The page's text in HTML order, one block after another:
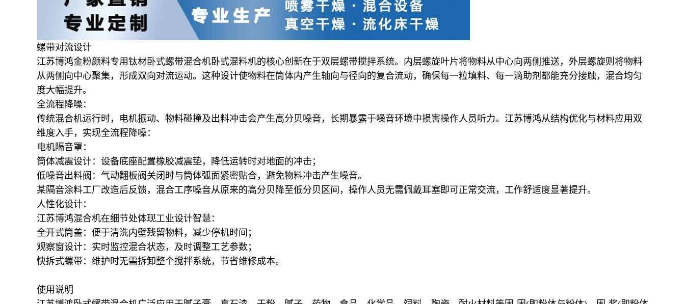
螺带对流设计
江苏博鸿金粉颜料专用钛材卧式螺带混合机卧式混料机的核心创新在于双层螺带搅拌系统。内层螺旋叶片将物料从中心向两侧推送，外层螺旋则将物料
从两侧向中心聚集，形成双向对流运动。这种设计使物料在筒体内产生轴向与径向的复合流动，确保每一粒填料、每一滴助剂都能充分接触，混合均匀
度大幅提升。
全流程降噪：
传统混合机运行时，电机振动、物料碰撞及出料冲击会产生高分贝噪音，长期暴露于噪音环境中损害操作人员听力。江苏博鸿从结构优化与材料应用双
维度入手，实现全流程降噪：
电机隔音罩：
筒体减震设计：设备底座配置橡胶减震垫，降低运转时对地面的冲击；
低噪音出料阀：气动翻板阀关闭时与筒体弧面紧密贴合，避免物料冲击产生噪音。
某隔音涂料工厂改造后反馈，混合工序噪音从原来的高分贝降至低分贝区间，操作人员无需佩戴耳塞即可正常交流，工作舒适度显著提升。
人性化设计：
江苏博鸿混合机在细节处体现工业设计智慧：
全开式筒盖：便于清洗内壁残留物料，减少停机时间；
观察窗设计：实时监控混合状态，及时调整工艺参数；
快拆式螺带：维护时无需拆卸整个搅拌系统，节省维修成本。
使用说明